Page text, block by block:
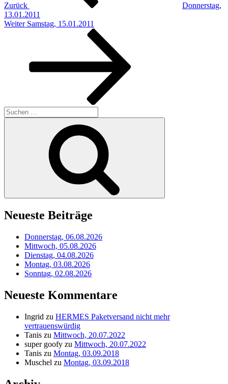
Zurück
Donnerstag,
13.01.2011
Nächster
Weiter Samstag, 15.01.2011
Suchen
nach:
Neueste Beiträge
Donnerstag, 06.08.2026
Mittwoch, 05.08.2026
Dienstag, 04.08.2026
Montag, 03.08.2026
Sonntag, 02.08.2026
Neueste Kommentare
Ingrid zu HERMES Paketversand nicht mehr
vertrauenswürdig
Tanis zu Mittwoch, 20.07.2022
super goofy zu Mittwoch, 20.07.2022
Tanis zu Montag, 03.09.2018
Muschel zu Montag, 03.09.2018